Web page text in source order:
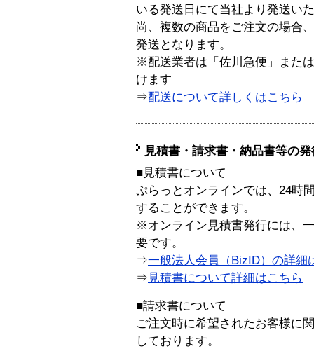
いる発送日にて当社より発送い
尚、複数の商品をご注文の場合
発送となります。
※配送業者は「佐川急便」また
けます
⇒配送について詳しくはこちら
見積書・請求書・納品書等の
■見積書について
ぷらっとオンラインでは、24時
することができます。
※オンライン見積書発行には、
要です。
⇒一般法人会員（BizID）の詳細
⇒ 見積書について詳細はこちら
■請求書について
ご注文時に希望されたお客様に
しております。